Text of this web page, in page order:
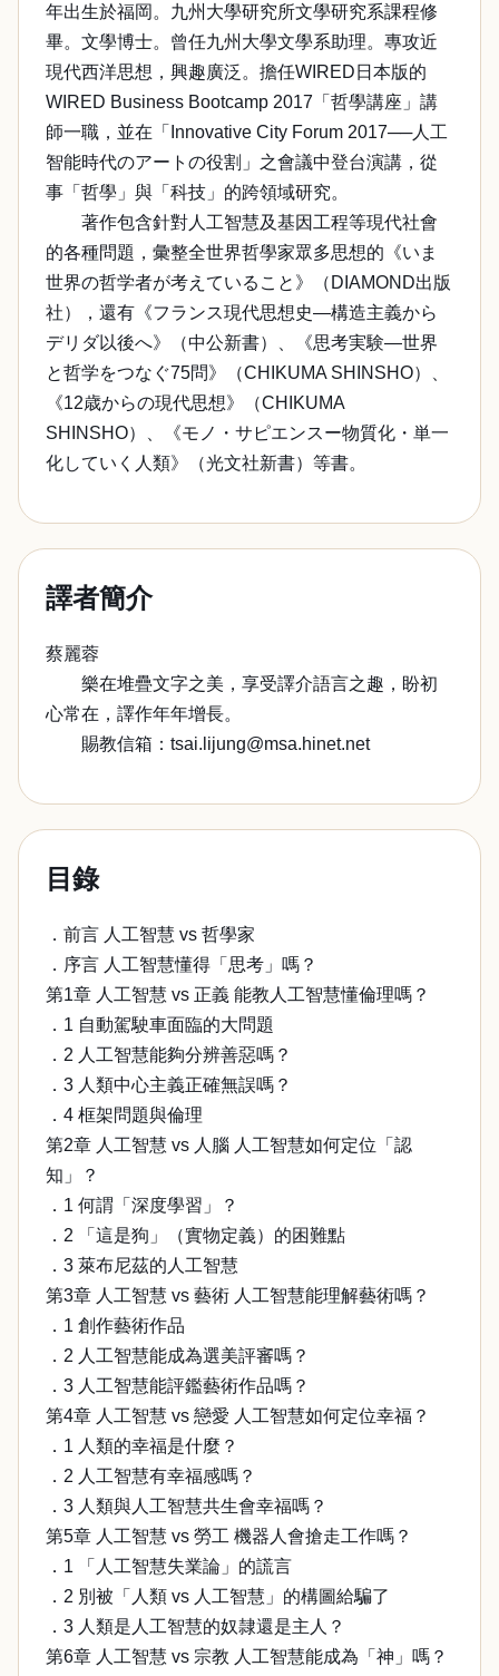
年出生於福岡。九州大學研究所文學研究系課程修
畢。文學博士。曾任九州大學文學系助理。專攻近
現代西洋思想，興趣廣泛。擔任WIRED日本版的
WIRED Business Bootcamp 2017「哲學講座」講
師一職，並在「Innovative City Forum 2017──人工
智能時代のアートの役割」之會議中登台演講，從
事「哲學」與「科技」的跨領域研究。
著作包含針對人工智慧及基因工程等現代社會
的各種問題，彙整全世界哲學家眾多思想的《いま
世界の哲学者が考えていること》（DIAMOND出版
社），還有《フランス現代思想史―構造主義から
デリダ以後へ》（中公新書）、《思考実験―世界
と哲学をつなぐ75問》（CHIKUMA SHINSHO）、
《12歳からの現代思想》（CHIKUMA
SHINSHO）、《モノ・サピエンスー物質化・単一
化していく人類》（光文社新書）等書。
譯者簡介
蔡麗蓉
樂在堆疊文字之美，享受譯介語言之趣，盼初
心常在，譯作年年增長。
賜教信箱：tsai.lijung@msa.hinet.net
目錄
．前言 人工智慧 vs 哲學家
．序言 人工智慧懂得「思考」嗎？
第1章 人工智慧 vs 正義 能教人工智慧懂倫理嗎？
．1 自動駕駛車面臨的大問題
．2 人工智慧能夠分辨善惡嗎？
．3 人類中心主義正確無誤嗎？
．4 框架問題與倫理
第2章 人工智慧 vs 人腦 人工智慧如何定位「認
知」？
．1 何謂「深度學習」？
．2 「這是狗」（實物定義）的困難點
．3 萊布尼茲的人工智慧
第3章 人工智慧 vs 藝術 人工智慧能理解藝術嗎？
．1 創作藝術作品
．2 人工智慧能成為選美評審嗎？
．3 人工智慧能評鑑藝術作品嗎？
第4章 人工智慧 vs 戀愛 人工智慧如何定位幸福？
．1 人類的幸福是什麼？
．2 人工智慧有幸福感嗎？
．3 人類與人工智慧共生會幸福嗎？
第5章 人工智慧 vs 勞工 機器人會搶走工作嗎？
．1 「人工智慧失業論」的謊言
．2 別被「人類 vs 人工智慧」的構圖給騙了
．3 人類是人工智慧的奴隷還是主人？
第6章 人工智慧 vs 宗教 人工智慧能成為「神」嗎？